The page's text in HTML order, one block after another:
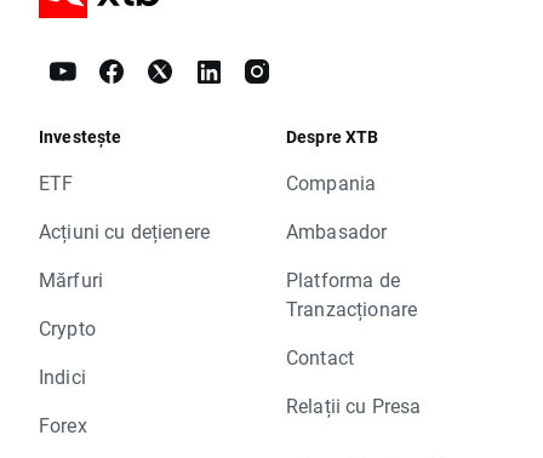
Investește
ETF
Acțiuni cu dețienere
Mărfuri
Crypto
Indici
Forex
Despre XTB
Compania
Ambasador
Platforma de
Tranzacționare
Contact
Relații cu Presa